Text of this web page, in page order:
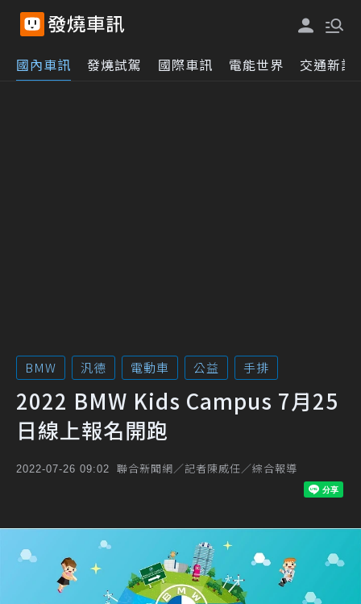
國內車訊 發燒試駕 國際車訊 電能世界 交通新訊
BMW 汎德 電動車 公益 手排
2022 BMW Kids Campus 7月25
日線上報名開跑
2022-07-26 09:02 聯合新聞網／記者陳威任／綜合報導